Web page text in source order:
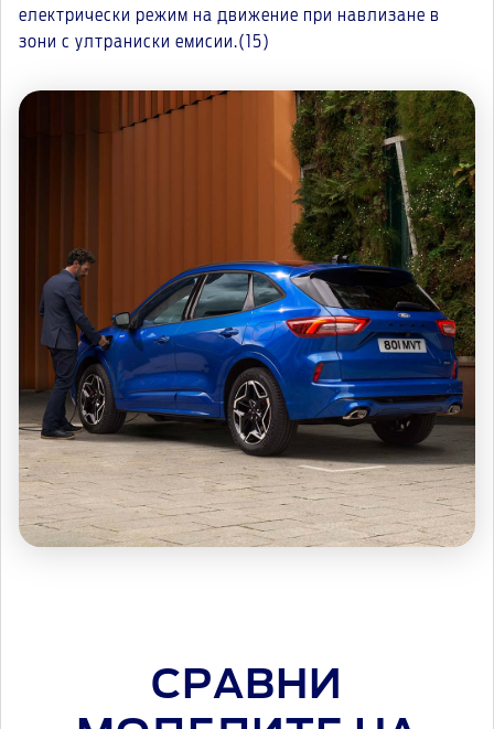
електрически режим на движение при навлизане в
зони с ултраниски емисии.(15)
СРАВНИ